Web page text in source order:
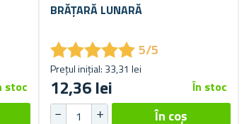
stoc
BRĂȚARĂ LUNARĂ
★★★★★
★★★★★5/5
Prețul inițial: 33,31 lei
12,36 lei În stoc